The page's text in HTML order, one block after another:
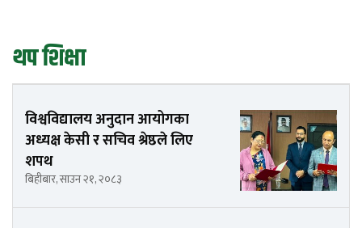
थप शिक्षा
विश्वविद्यालय अनुदान आयोगका
अध्यक्ष केसी र सचिव श्रेष्ठले लिए
शपथ
बिहीबार, साउन २१, २०८३